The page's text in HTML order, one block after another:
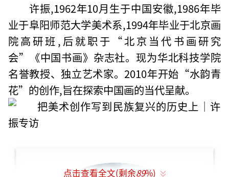
许振,1962年10月生于中国安徽,1986年毕
业于阜阳师范大学美术系,1994年毕业于北京画
院高研班,后就职于“北京当代书画研究
会”《中国书画》杂志社。现为华北科技学院
名誉教授、独立艺术家。2010年开始“水韵青
花”的创作,旨在探索中国画的当代呈献。
点击查看全文(剩余89%)